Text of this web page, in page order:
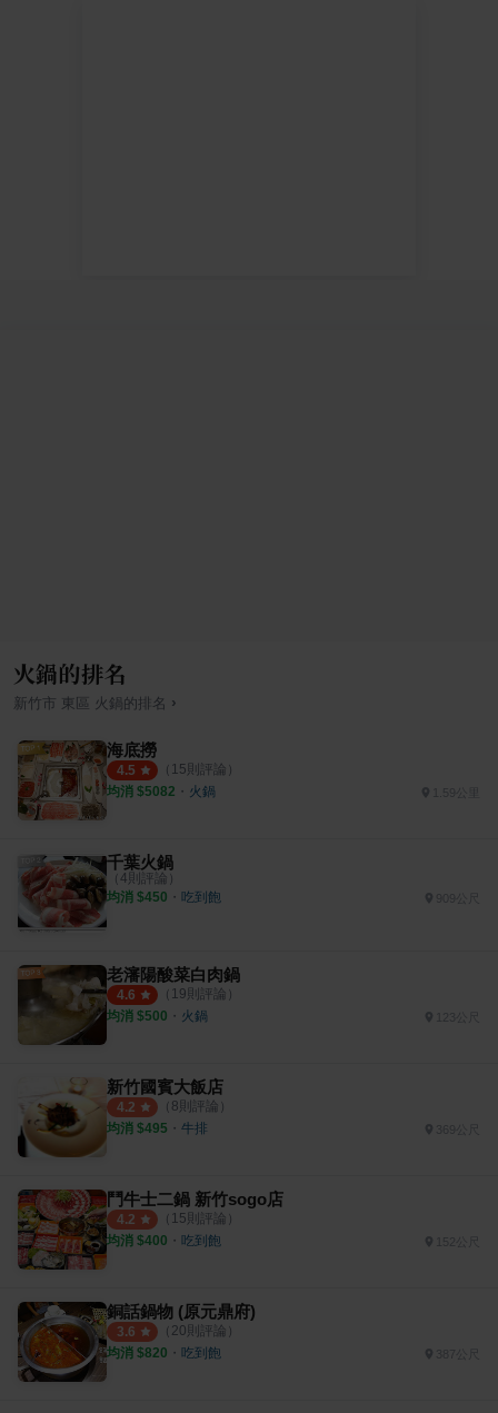
火鍋的排名
新竹市 東區 火鍋 的排名 ›
海底撈
4.5 （ 15則評論）
均消 $5082 ・ 火鍋 1.59公里
千葉火鍋
（ 4則評論）
均消 $450 ・ 吃到飽
老瀋陽酸菜白肉鍋
4.6 （ 19則評論）
均消 $500 ・ 火鍋
新竹國賓大飯店
4.2 （ 8則評論）
均消 $495 ・ 牛排
鬥牛士二鍋 新竹sogo店
4.2 （ 15則評論）
均消 $400 ・ 吃到飽 152公尺
銅話鍋物 (原元鼎府)
3.6 （ 20則評論）
均消 $820 ・ 吃到飽